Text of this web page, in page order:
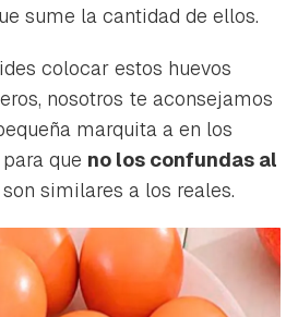
sume la cantidad de ellos.
colocar estos huevos
nosotros te aconsejamos
marquita a en los
que no los confundas al
similares a los reales.